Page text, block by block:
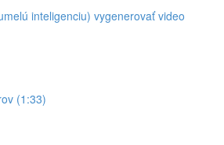
inteligenciu) vygenerovať video
(1:33)